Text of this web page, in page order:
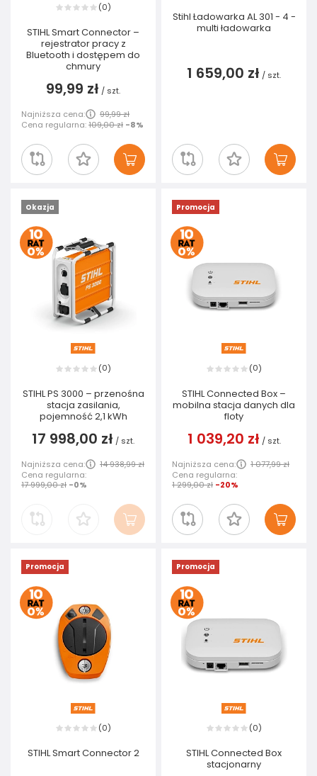
(0)
STIHL Smart Connector –
rejestrator pracy z
Bluetooth i dostępem do
chmury
99,99 zł / szt.
Najniższa cena:
99,99 zł
Cena regularna:109,00 zł -8%
Stihl Ładowarka AL 301 - 4 -
multi ładowarka
1 659,00 zł / szt.
Okazja
(0)
STIHL PS 3000 – przenośna
stacja zasilania,
pojemność 2,1 kWh
17 998,00 zł / szt.
Najniższa cena:
14 938,99 zł
Cena regularna:
17 999,00 zł -0%
Promocja
(0)
STIHL Connected Box –
mobilna stacja danych dla
floty
1 039,20 zł / szt.
Najniższa cena:
1 077,99 zł
Cena regularna:
1 299,00 zł -20%
Promocja
(0)
STIHL Smart Connector 2
Promocja
(0)
STIHL Connected Box
stacjonarny